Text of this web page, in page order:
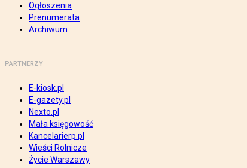
Ogłoszenia
Prenumerata
Archiwum
PARTNERZY
E-kiosk.pl
E-gazety.pl
Nexto.pl
Mała księgowość
Kancelarierp.pl
Wieści Rolnicze
Życie Warszawy